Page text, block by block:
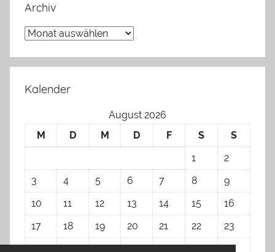
Archiv
Archiv
Kalender
August 2026
M
D M D F S
S
1
2
3
4 5 6 7 8
9
10
11 12 13 14 15
16
17
18 19 20 21 22
23
24
25 26 27 28 29 30